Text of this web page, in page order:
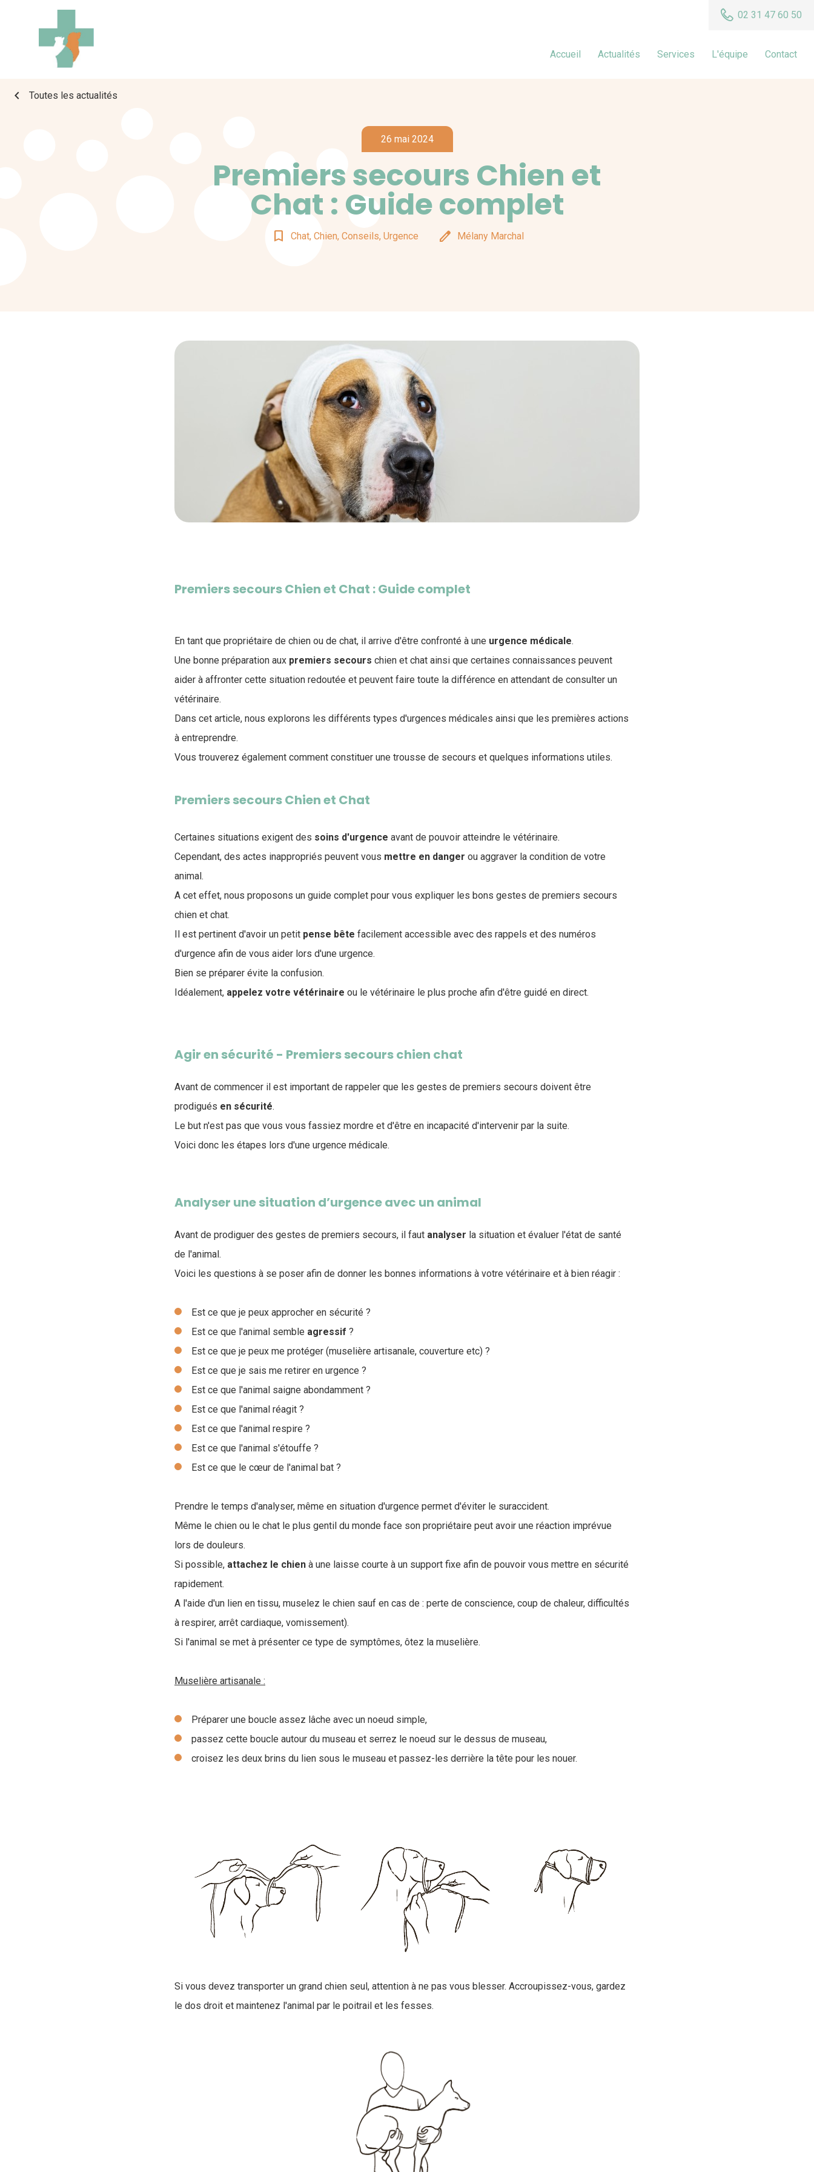
02 31 47 60 50
Accueil Actualités Services L'équipe Contact
chevron_left Toutes les actualités
26 mai 2024
Premiers secours Chien et
Chat : Guide complet
bookmark_border Chat, Chien, Conseils, Urgence edit Mélany Marchal
Premiers secours Chien et Chat : Guide complet
En tant que propriétaire de chien ou de chat, il arrive d'être confronté à une urgence médicale.
Une bonne préparation aux premiers secours chien et chat ainsi que certaines connaissances peuvent
aider à affronter cette situation redoutée et peuvent faire toute la différence en attendant de consulter un
vétérinaire.
Dans cet article, nous explorons les différents types d'urgences médicales ainsi que les premières actions
à entreprendre.
Vous trouverez également comment constituer une trousse de secours et quelques informations utiles.
Premiers secours Chien et Chat
Certaines situations exigent des soins d'urgence avant de pouvoir atteindre le vétérinaire.
Cependant, des actes inappropriés peuvent vous mettre en danger ou aggraver la condition de votre
animal.
A cet effet, nous proposons un guide complet pour vous expliquer les bons gestes de premiers secours
chien et chat.
Il est pertinent d'avoir un petit pense bête facilement accessible avec des rappels et des numéros
d'urgence afin de vous aider lors d'une urgence.
Bien se préparer évite la confusion.
Idéalement, appelez votre vétérinaire ou le vétérinaire le plus proche afin d'être guidé en direct.
Agir en sécurité - Premiers secours chien chat
Avant de commencer il est important de rappeler que les gestes de premiers secours doivent être
prodigués en sécurité.
Le but n'est pas que vous vous fassiez mordre et d'être en incapacité d'intervenir par la suite.
Voici donc les étapes lors d'une urgence médicale.
Analyser une situation d’urgence avec un animal
Avant de prodiguer des gestes de premiers secours, il faut analyser la situation et évaluer l'état de santé
de l'animal.
Voici les questions à se poser afin de donner les bonnes informations à votre vétérinaire et à bien réagir :
Est ce que je peux approcher en sécurité ?
Est ce que l'animal semble agressif ?
Est ce que je peux me protéger (muselière artisanale, couverture etc) ?
Est ce que je sais me retirer en urgence ?
Est ce que l'animal saigne abondamment ?
Est ce que l'animal réagit ?
Est ce que l'animal respire ?
Est ce que l'animal s'étouffe ?
Est ce que le cœur de l'animal bat ?
Prendre le temps d'analyser, même en situation d'urgence permet d'éviter le suraccident.
Même le chien ou le chat le plus gentil du monde face son propriétaire peut avoir une réaction imprévue
lors de douleurs.
Si possible, attachez le chien à une laisse courte à un support fixe afin de pouvoir vous mettre en sécurité
rapidement.
A l'aide d'un lien en tissu, muselez le chien sauf en cas de : perte de conscience, coup de chaleur, difficultés
à respirer, arrêt cardiaque, vomissement).
Si l'animal se met à présenter ce type de symptômes, ôtez la muselière.
Muselière artisanale :
Préparer une boucle assez lâche avec un noeud simple,
passez cette boucle autour du museau et serrez le noeud sur le dessus de museau,
croisez les deux brins du lien sous le museau et passez-les derrière la tête pour les nouer.
Si vous devez transporter un grand chien seul, attention à ne pas vous blesser. Accroupissez-vous, gardez
le dos droit et maintenez l'animal par le poitrail et les fesses.